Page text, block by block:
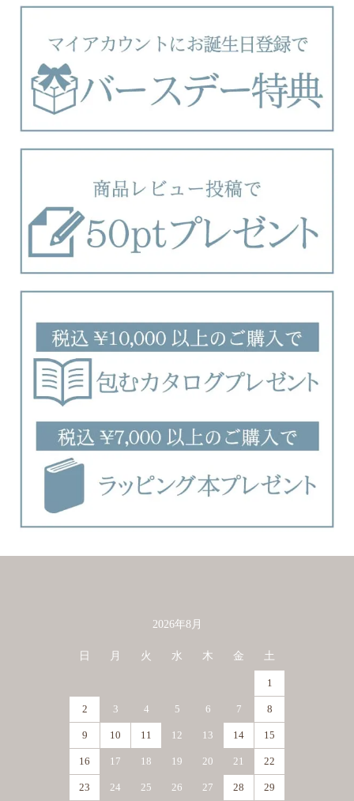
2026年8月
日 月 火 水 木 金 土
1
2 3 4 5 6 7 8
9 10 11 12 13 14 15
16 17 18 19 20 21 22
23 24 25 26 27 28 29